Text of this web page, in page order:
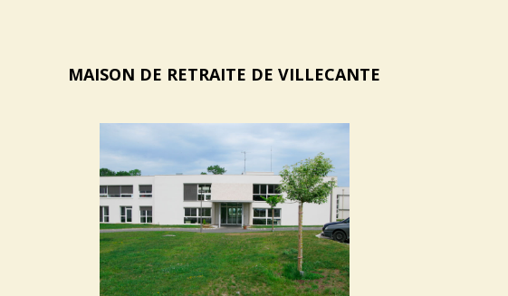
MAISON DE RETRAITE DE VILLECANTE